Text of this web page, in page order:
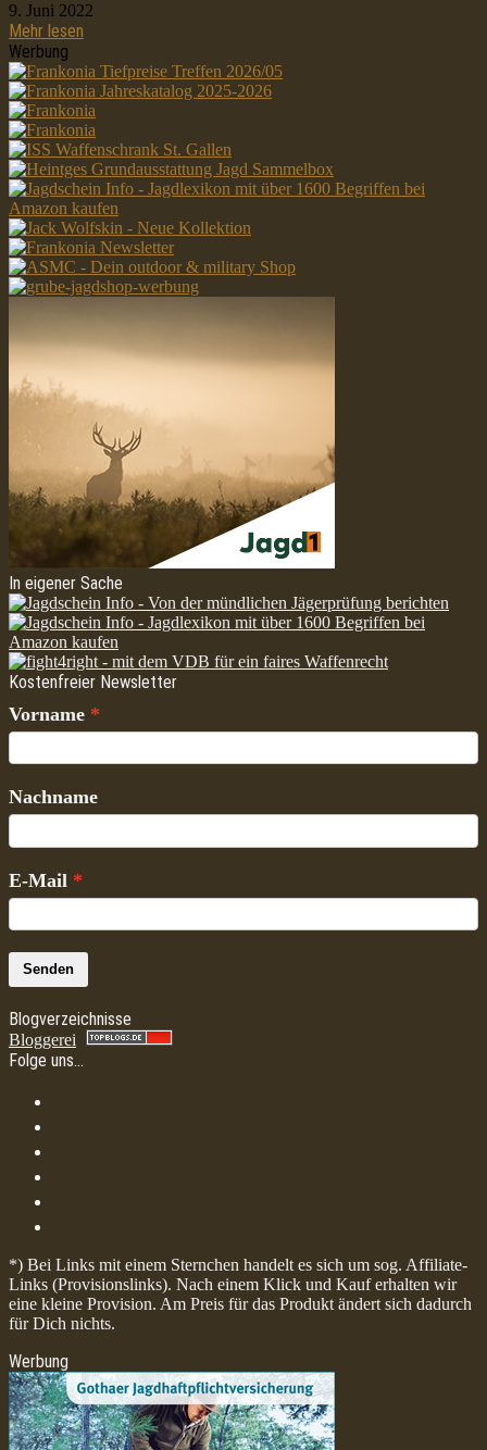
9. Juni 2022
Mehr lesen
Werbung
In eigener Sache
Kostenfreier Newsletter
Vorname
Nachname
E-Mail
Senden
Blogverzeichnisse
Bloggerei
Folge uns…
*) Bei Links mit einem Sternchen handelt es sich um sog. Affiliate-
Links (Provisionslinks). Nach einem Klick und Kauf erhalten wir
eine kleine Provision. Am Preis für das Produkt ändert sich dadurch
für Dich nichts.
Werbung